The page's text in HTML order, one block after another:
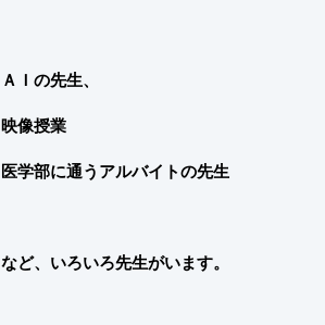
ＡＩの先生、
映像授業
医学部に通うアルバイトの先生
など、いろいろ先生がいます。